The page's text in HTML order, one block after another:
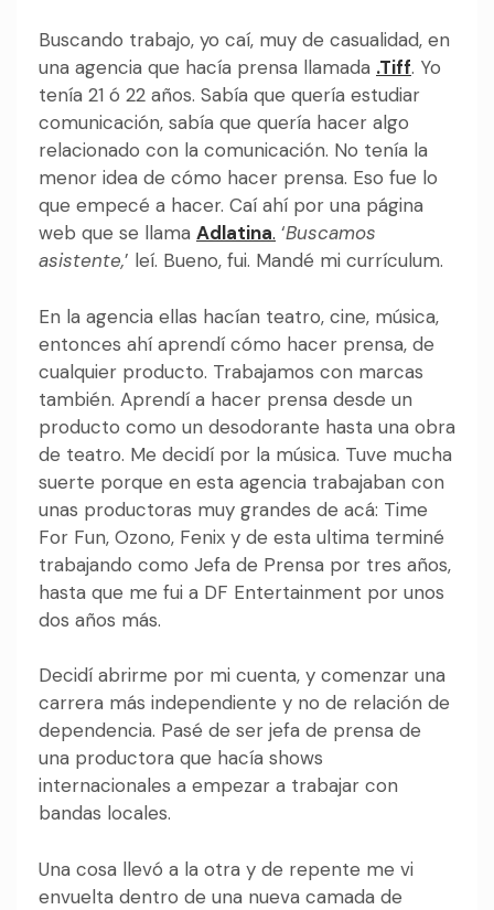
Buscando trabajo, yo caí, muy de casualidad, en
una agencia que hacía prensa llamada .Tiff. Yo
tenía 21 ó 22 años. Sabía que quería estudiar
comunicación, sabía que quería hacer algo
relacionado con la comunicación. No tenía la
menor idea de cómo hacer prensa. Eso fue lo
que empecé a hacer. Caí ahí por una página
web que se llama Adlatina. ‘Buscamos
asistente,’ leí. Bueno, fui. Mandé mi currículum.
En la agencia ellas hacían teatro, cine, música,
entonces ahí aprendí cómo hacer prensa, de
cualquier producto. Trabajamos con marcas
también. Aprendí a hacer prensa desde un
producto como un desodorante hasta una obra
de teatro. Me decidí por la música. Tuve mucha
suerte porque en esta agencia trabajaban con
unas productoras muy grandes de acá: Time
For Fun, Ozono, Fenix y de esta ultima terminé
trabajando como Jefa de Prensa por tres años,
hasta que me fui a DF Entertainment por unos
dos años más.
Decidí abrirme por mi cuenta, y comenzar una
carrera más independiente y no de relación de
dependencia. Pasé de ser jefa de prensa de
una productora que hacía shows
internacionales a empezar a trabajar con
bandas locales.
Una cosa llevó a la otra y de repente me vi
envuelta dentro de una nueva camada de